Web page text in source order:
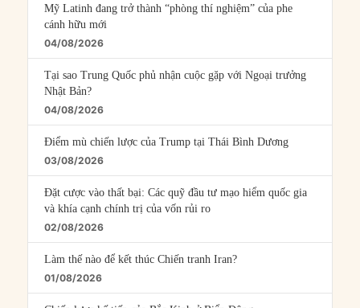
Mỹ Latinh đang trở thành “phòng thí nghiệm” của phe
cánh hữu mới
04/08/2026
Tại sao Trung Quốc phủ nhận cuộc gặp với Ngoại trưởng
Nhật Bản?
04/08/2026
Điểm mù chiến lược của Trump tại Thái Bình Dương
03/08/2026
Đặt cược vào thất bại: Các quỹ đầu tư mạo hiểm quốc gia
và khía cạnh chính trị của vốn rủi ro
02/08/2026
Làm thế nào để kết thúc Chiến tranh Iran?
01/08/2026